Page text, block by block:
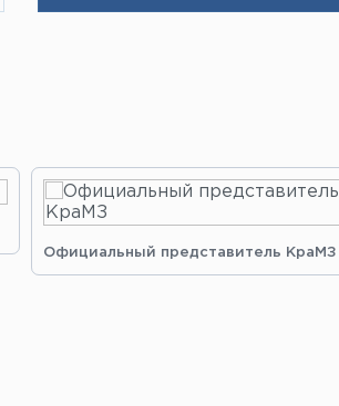
Официальный представитель КраМЗ